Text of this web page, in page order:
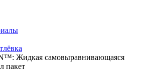
Жидкая самовыравнивающаяся
пакет